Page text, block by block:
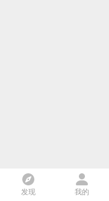
发现 我的